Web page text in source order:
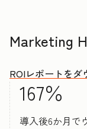
Marketing
ROIレポートをダ
167％
導入後6か月で